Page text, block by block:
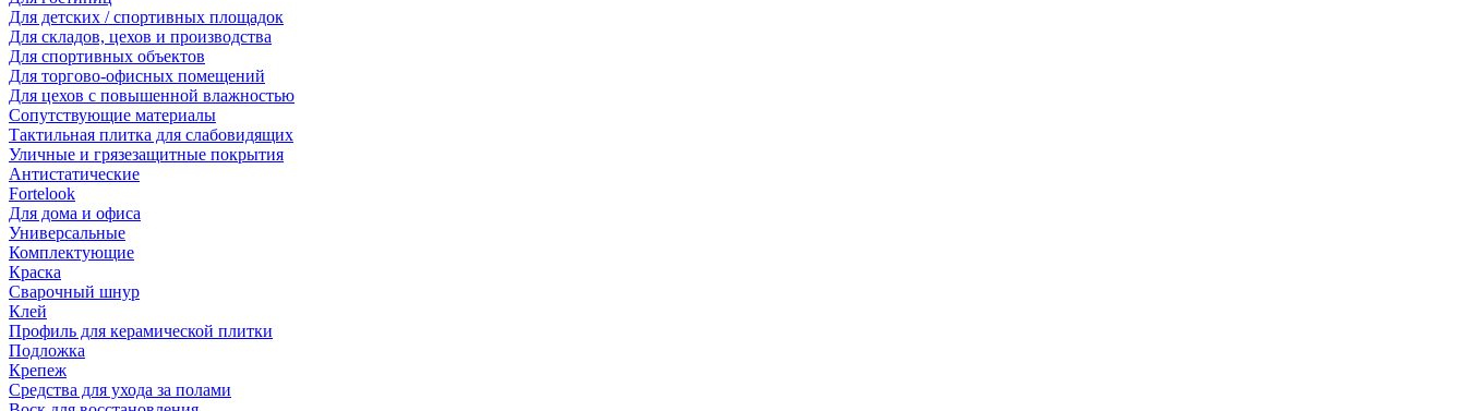
Для детских / спортивных площадок
Для складов, цехов и производства
Для спортивных объектов
Для торгово-офисных помещений
Для цехов с повышенной влажностью
Сопутствующие материалы
Тактильная плитка для слабовидящих
Уличные и грязезащитные покрытия
Антистатические
Fortelook
Для дома и офиса
Универсальные
Комплектующие
Краска
Сварочный шнур
Клей
Профиль для керамической плитки
Подложка
Крепеж
Средства для ухода за полами